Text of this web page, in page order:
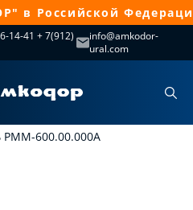
в Российской
14-41 + 7(912)
info@amkodor-
ural.com
РММ-600.00.000А